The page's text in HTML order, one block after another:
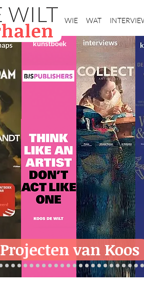
Home WIE WAT
kunstboek
Projecten van Koos